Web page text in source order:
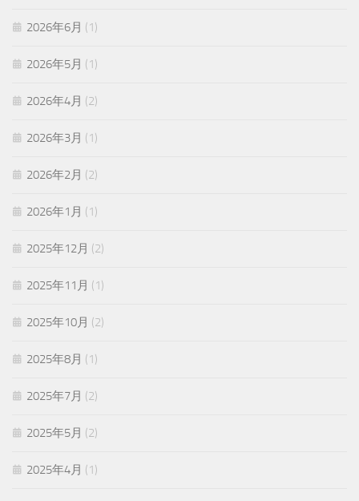
2026年6月 (1)
2026年5月 (1)
2026年4月 (2)
2026年3月 (1)
2026年2月 (2)
2026年1月 (1)
2025年12月 (2)
2025年11月 (1)
2025年10月 (2)
2025年8月 (1)
2025年7月 (2)
2025年5月 (2)
2025年4月 (1)